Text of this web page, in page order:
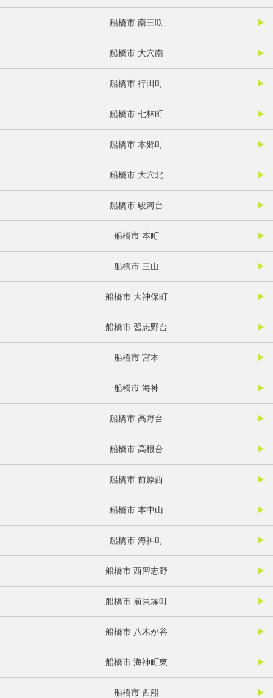
船橋市 南三咲
船橋市 大穴南
船橋市 行田町
船橋市 七林町
船橋市 本郷町
船橋市 大穴北
船橋市 駿河台
船橋市 本町
船橋市 三山
船橋市 大神保町
船橋市 習志野台
船橋市 宮本
船橋市 海神
船橋市 高野台
船橋市 高根台
船橋市 前原西
船橋市 本中山
船橋市 海神町
船橋市 西習志野
船橋市 前貝塚町
船橋市 八木が谷
船橋市 海神町東
船橋市 西船